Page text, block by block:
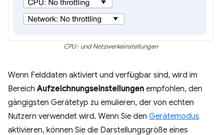
CPU- und Netzwerkeinstellungen
Wenn Felddaten aktiviert und verfügbar sind, wird im
BereichAufzeichnungseinstellungen empfohlen, den
gängigsten Gerätetyp zu emulieren, der von echten
Nutzern verwendet wird. Wenn Sie den Gerätemodus
aktivieren, können Sie die Darstellungsgröße eines